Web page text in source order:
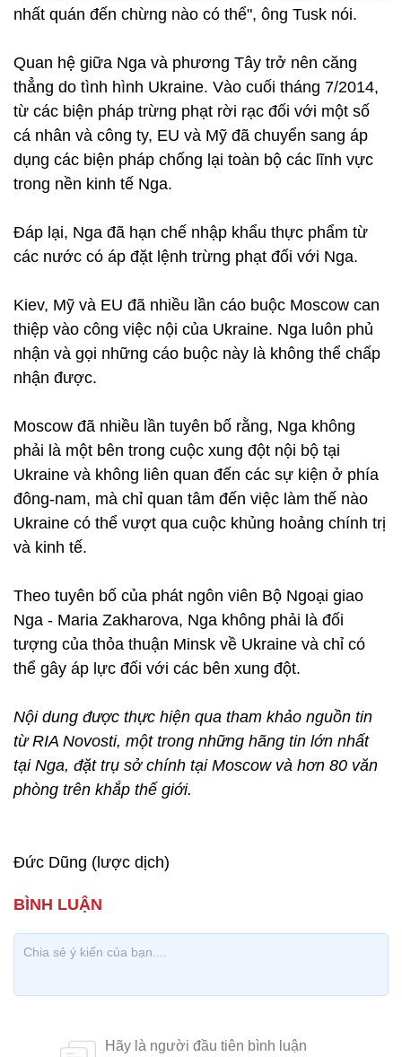
nhất quán đến chừng nào có thể", ông Tusk nói.
Quan hệ giữa Nga và phương Tây trở nên căng
thẳng do tình hình Ukraine. Vào cuối tháng 7/2014,
từ các biện pháp trừng phạt rời rạc đối với một số
cá nhân và công ty, EU và Mỹ đã chuyển sang áp
dụng các biện pháp chống lại toàn bộ các lĩnh vực
trong nền kinh tế Nga.
Đáp lại, Nga đã hạn chế nhập khẩu thực phẩm từ
các nước có áp đặt lệnh trừng phạt đối với Nga.
Kiev, Mỹ và EU đã nhiều lần cáo buộc Moscow can
thiệp vào công việc nội của Ukraine. Nga luôn phủ
nhận và gọi những cáo buộc này là không thể chấp
nhận được.
Moscow đã nhiều lần tuyên bố rằng, Nga không
phải là một bên trong cuộc xung đột nội bộ tại
Ukraine và không liên quan đến các sự kiện ở phía
đông-nam, mà chỉ quan tâm đến việc làm thế nào
Ukraine có thể vượt qua cuộc khủng hoảng chính trị
và kinh tế.
Theo tuyên bố của phát ngôn viên Bộ Ngoại giao
Nga - Maria Zakharova, Nga không phải là đối
tượng của thỏa thuận Minsk về Ukraine và chỉ có
thể gây áp lực đối với các bên xung đột.
Nội dung được thực hiện qua tham khảo nguồn tin
từ RIA Novosti, một trong những hãng tin lớn nhất
tại Nga, đặt trụ sở chính tại Moscow và hơn 80 văn
phòng trên khắp thế giới.
Đức Dũng (lược dịch)